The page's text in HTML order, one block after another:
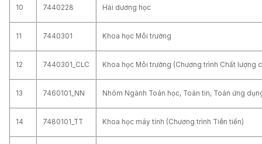
10 7440228 Hải dương học
11 7440301 Khoa học Môi trường
12 7440301_CLC Khoa học Môi trường (Chương trình Chất lượng
13 7460101_NN Nhóm Ngành Toán học, Toán tin, Toán ứng
14 7480101_TT Khoa học máy tính (Chương trình Tiên tiến)